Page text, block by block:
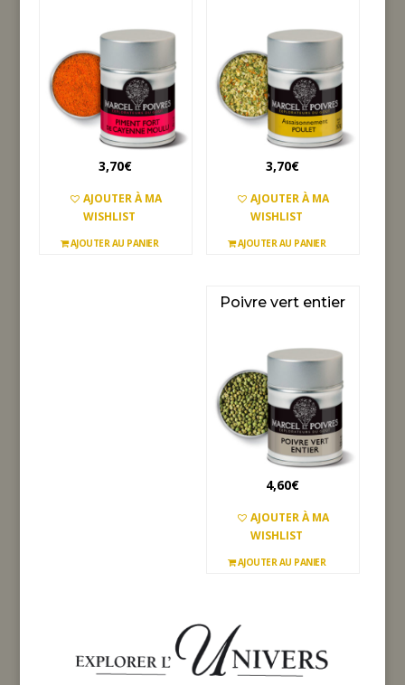
AJOUTER À MA
WISHLIST
3,70€
AJOUTER AU PANIER
AJOUTER À MA
WISHLIST
3,70€
AJOUTER AU PANIER
AJOUTER À MA
WISHLIST
Poivre vert entier
4,60€
AJOUTER AU PANIER